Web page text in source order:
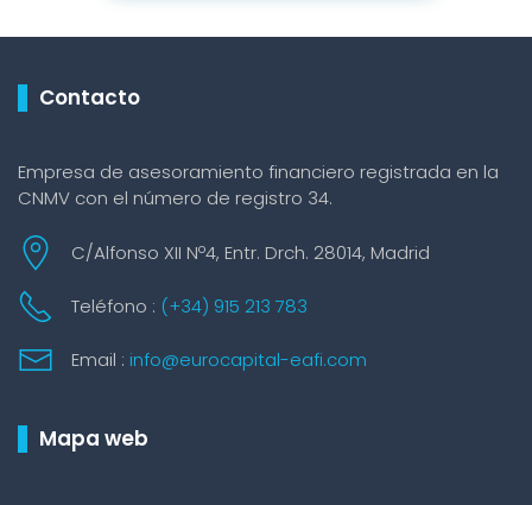
Contacto
Empresa de asesoramiento financiero registrada en la
CNMV con el número de registro 34.
C/Alfonso XII Nº4, Entr. Drch. 28014, Madrid
Teléfono : (+34) 915 213 783
Email : info@eurocapital-eafi.com
Mapa web